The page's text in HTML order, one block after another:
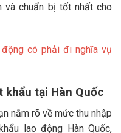
và chuẩn bị tốt nhất cho
có phải đi nghĩa vụ
tại Hàn Quốc
nắm rõ về mức thu nhập
lao động Hàn Quốc,